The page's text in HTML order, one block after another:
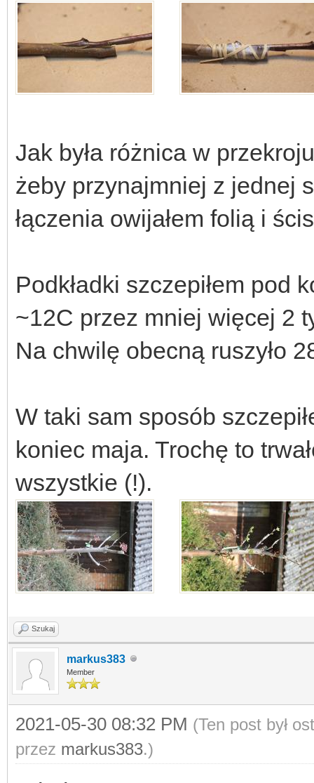
Jak była różnica w
żeby przynajmniej z jednej
łączenia owijałem folią i
Podkładki szczepiłem pod
~12C przez mniej więcej 2
Na chwilę obecną ruszyło
W taki sam sposób
koniec maja. Trochę to
wszystkie (!).
Szukaj
markus383
Member
2021-05-30 08:32 PM (Ten post był
przez markus383.)